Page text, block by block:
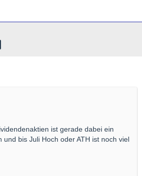
ist gerade dabei ein
und bis Juli Hoch oder ATH ist noch viel